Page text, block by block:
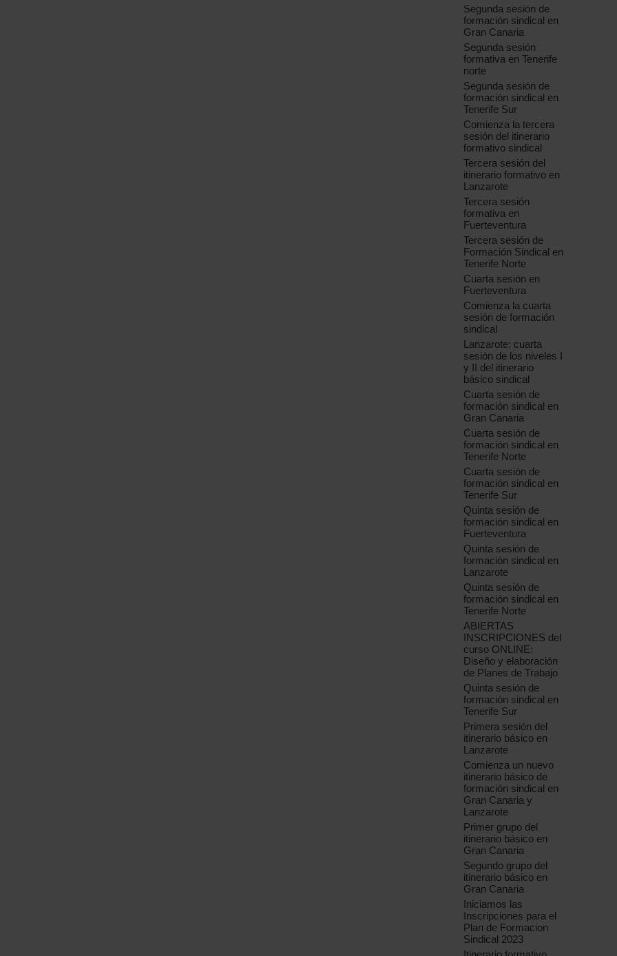
Segunda sesión de
formación sindical en
Gran Canaria
Segunda sesión
formativa en Tenerife
norte
Segunda sesión de
formación sindical en
Tenerife Sur
Comienza la tercera
sesión del itinerario
formativo sindical
Tercera sesión del
itinerario formativo en
Lanzarote
Tercera sesión
formativa en
Fuerteventura
Tercera sesión de
Formación Sindical en
Tenerife Norte
Cuarta sesión en
Fuerteventura
Comienza la cuarta
sesión de formación
sindical
Lanzarote: cuarta
sesión de los niveles I
y II del itinerario
básico sindical
Cuarta sesión de
formación sindical en
Gran Canaria
Cuarta sesión de
formación sindical en
Tenerife Norte
Cuarta sesión de
formación sindical en
Tenerife Sur
Quinta sesión de
formación sindical en
Fuerteventura
Quinta sesión de
formación sindical en
Lanzarote
Quinta sesión de
formación sindical en
Tenerife Norte
ABIERTAS
INSCRIPCIONES del
curso ONLINE:
Diseño y elaboración
de Planes de Trabajo
Quinta sesión de
formación sindical en
Tenerife Sur
Primera sesión del
itinerario básico en
Lanzarote
Comienza un nuevo
itinerario básico de
formación sindical en
Gran Canaria y
Lanzarote
Primer grupo del
itinerario básico en
Gran Canaria
Segundo grupo del
itinerario básico en
Gran Canaria
Iniciamos las
Inscripciones para el
Plan de Formacion
Sindical 2023